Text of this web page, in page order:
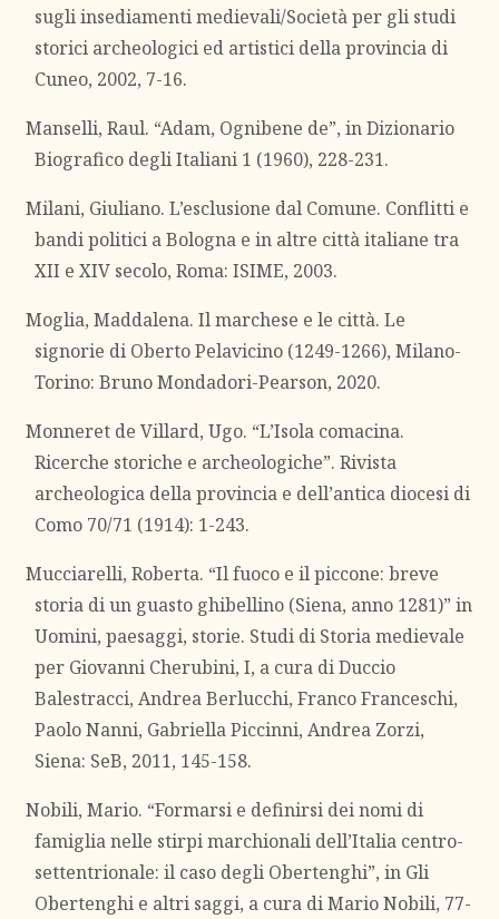
sugli insediamenti medievali/Società per gli studi
storici archeologici ed artistici della provincia di
Cuneo, 2002, 7-16.
Manselli, Raul. “Adam, Ognibene de”, in Dizionario
Biografico degli Italiani 1 (1960), 228-231.
Milani, Giuliano. L’esclusione dal Comune. Conflitti e
bandi politici a Bologna e in altre città italiane tra
XII e XIV secolo, Roma: ISIME, 2003.
Moglia, Maddalena. Il marchese e le città. Le
signorie di Oberto Pelavicino (1249-1266), Milano-
Torino: Bruno Mondadori-Pearson, 2020.
Monneret de Villard, Ugo. “L’Isola comacina.
Ricerche storiche e archeologiche”. Rivista
archeologica della provincia e dell’antica diocesi di
Como 70/71 (1914): 1-243.
Mucciarelli, Roberta. “Il fuoco e il piccone: breve
storia di un guasto ghibellino (Siena, anno 1281)” in
Uomini, paesaggi, storie. Studi di Storia medievale
per Giovanni Cherubini, I, a cura di Duccio
Balestracci, Andrea Berlucchi, Franco Franceschi,
Paolo Nanni, Gabriella Piccinni, Andrea Zorzi,
Siena: SeB, 2011, 145-158.
Nobili, Mario. “Formarsi e definirsi dei nomi di
famiglia nelle stirpi marchionali dell’Italia centro-
settentrionale: il caso degli Obertenghi”, in Gli
Obertenghi e altri saggi, a cura di Mario Nobili, 77-